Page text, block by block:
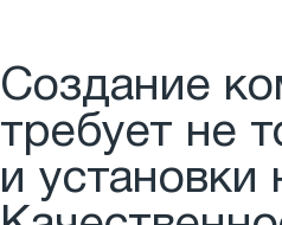
Создание
требует не
и